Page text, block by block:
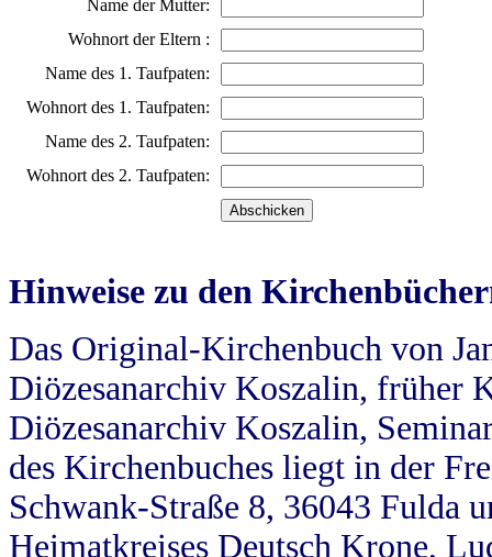
Name der Mutter:
Wohnort der Eltern :
Name des 1. Taufpaten:
Wohnort des 1. Taufpaten:
Name des 2. Taufpaten:
Wohnort des 2. Taufpaten:
Hinweise zu den
Das Original-Kirchenbuch von
Diözesanarchiv Koszalin, früher
Diözesanarchiv Koszalin,
des Kirchenbuches liegt in der
Schwank-Straße 8, 36043 Fulda
Heimatkreises Deutsch Krone,